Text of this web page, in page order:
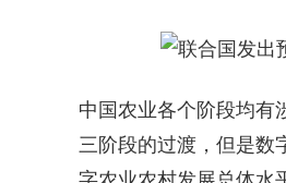
中国农业各个阶段均有
三阶段的过渡，但是数